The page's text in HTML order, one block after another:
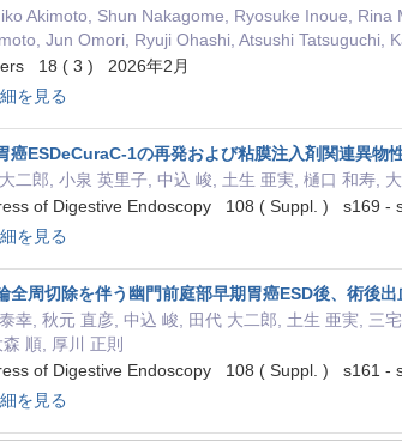
Akimoto, Shun Nakagome, Ryosuke Inoue,
Jun Omori, Ryuji Ohashi, Atsushi Tatsuguchi,
18 ( 3 ) 2026年2月
を見る
癌ESDeCuraC-1の再発および粘膜注入剤関連異物
二郎, 小泉 英里子, 中込 峻, 土生 亜実, 樋口 和寿,
of Digestive Endoscopy 108 ( Suppl. ) s169 -
を見る
全周切除を伴う幽門前庭部早期胃癌ESD後、術後
幸, 秋元 直彦, 中込 峻, 田代 大二郎, 土生 亜実, 三
順, 厚川 正則
of Digestive Endoscopy 108 ( Suppl. ) s161 -
を見る